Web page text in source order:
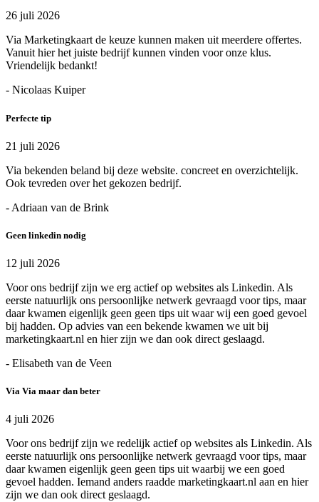
26 juli 2026
Via Marketingkaart de keuze kunnen maken uit meerdere offertes.
Vanuit hier het juiste bedrijf kunnen vinden voor onze klus.
Vriendelijk bedankt!
- Nicolaas Kuiper
Perfecte tip
21 juli 2026
Via bekenden beland bij deze website. concreet en overzichtelijk.
Ook tevreden over het gekozen bedrijf.
- Adriaan van de Brink
Geen linkedin nodig
12 juli 2026
Voor ons bedrijf zijn we erg actief op websites als Linkedin. Als
eerste natuurlijk ons persoonlijke netwerk gevraagd voor tips, maar
daar kwamen eigenlijk geen geen tips uit waar wij een goed gevoel
bij hadden. Op advies van een bekende kwamen we uit bij
marketingkaart.nl en hier zijn we dan ook direct geslaagd.
- Elisabeth van de Veen
Via Via maar dan beter
4 juli 2026
Voor ons bedrijf zijn we redelijk actief op websites als Linkedin. Als
eerste natuurlijk ons persoonlijke netwerk gevraagd voor tips, maar
daar kwamen eigenlijk geen geen tips uit waarbij we een goed
gevoel hadden. Iemand anders raadde marketingkaart.nl aan en hier
zijn we dan ook direct geslaagd.